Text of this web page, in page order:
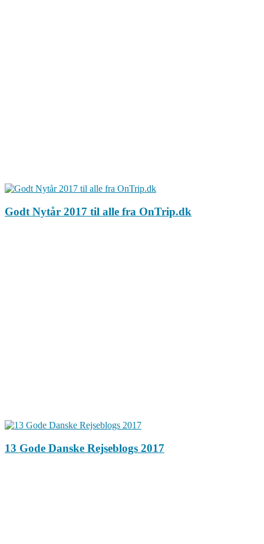
Godt Nytår 2017 til alle fra OnTrip.dk
13 Gode Danske Rejseblogs 2017